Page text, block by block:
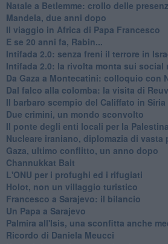
Natale a Betlemme: crollo delle
Mandela, due anni dopo
Il viaggio in Africa di Papa Francesco
E se 20 anni fa, Rabin...
Intifada 2.0: senza freni il terrore in
Intifada 2.0: la rivolta monta sui social
Da Gaza a Montecatini: colloquio con
Dal falco alla colomba: la visita di
Il barbaro scempio del Califfato in Siria
Due crimini, un mondo sconvolto
Il ponte degli enti locali per la Palestina
Nucleare iraniano, diplomazia di vasta
Gaza, ultimo conflitto, un anno dopo
Channukkat Bait
L'ONU per i profughi ed i rifugiati
Holot, non un villaggio turistico
Francesco a Sarajevo: il bilancio
Un Papa a Sarajevo
Palmira all'Isis, una sconfitta anche
Ricordo di Daniela Meucci